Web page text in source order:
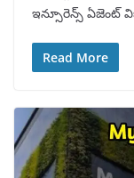
ఇన్సూరెన్స్ ఏజెంట్
Read More